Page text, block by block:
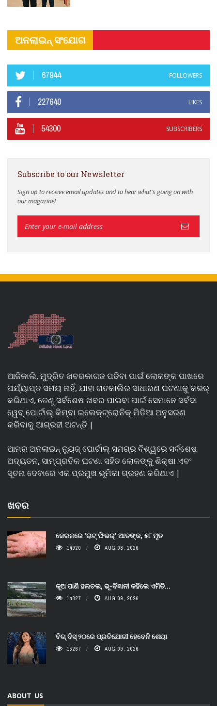
ଅନଲାଇନ୍ ସଂଯୋଗ
67944 FOLLOWERS
227640 LIKES
54300 SUBSCRIBERS
Subscribe to our Newsletter
Sign up to receive email updates and to hear what's going on with
our magazine!
ଆଜିକାଲି, ମୁଦ୍ରିତ ଖବରକାଗଜ ପଢିବା ପାଇଁ ଲୋକଙ୍କ ପାଖରେ
ପର୍ଯ୍ୟାପ୍ତ ସମୟ ନାହିଁ, ଯାହା ଗତକାଲିର ସାଧାରଣ ଘଟଣାକୁ କଭର୍
କରିଥାଏ, ତେଣୁ ସର୍ବଶେଷ ଖବର ପାଇବା ପାଇଁ ସେମାନେ ସର୍ବଦା
ୱେବ୍ ପୋର୍ଟାଲ୍ କିମ୍ବା ଇଲେକ୍ଟ୍ରୋନିକ୍ ମିଡିଆ ଅନୁସରଣ
କରିବାକୁ ଆଗ୍ରହୀ ଅଟନ୍ତି |
ଆମର ଅନଲାଇନ୍ ନ୍ୟୁଜ୍ ପୋର୍ଟାଲ୍ ସମଗ୍ର ବିଶ୍ୱରେ ସର୍ବଶେଷ
ଅଦ୍ୟତନ, ସାମ୍ପ୍ରତିକ ଘଟଣା ସହିତ ଲୋକଙ୍କୁ ଶିକ୍ଷା ଏବଂ
ସୂଚନା ଦେବାରେ ଏକ ପ୍ରମୁଖ ଭୂମିକା ଗ୍ରହଣ କରିଥାଏ |
ଖବର
କେରଳରେ ‘ରାଟ୍ ଫିଭର୍’ ଆତଙ୍କ, ୫୮ ମୃତ
14920 AUG 08, 2026
କୂଅ ପାଣି ହଲଚଲ, ଭୂ-ବିଜ୍ଞାନୀ କହିଲେ ଏମିତି...
14327 AUG 09, 2026
ବିଗ୍ ବିସ୍ ୨୦ରେ ପ୍ରତିଯୋଗୀ ହେବେନି ଶେୟା
15267 AUG 09, 2026
ABOUT US